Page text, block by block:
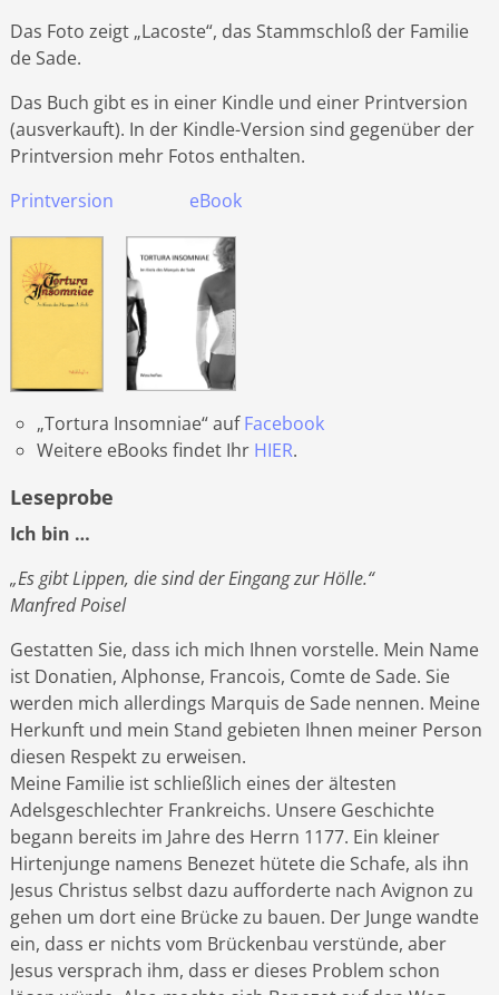
Das Foto zeigt „Lacoste“, das Stammschloß der Familie
de Sade.
Das Buch gibt es in einer Kindle und einer Printversion
(ausverkauft). In der Kindle-Version sind gegenüber der
Printversion mehr Fotos enthalten.
Printversion
eBook
„Tortura Insomniae“ aufFacebook
Weitere eBooks findet Ihr HIER.
Leseprobe
Ich bin …
„Es gibt Lippen, die sind der Eingang zur Hölle.“
Manfred Poisel
Gestatten Sie, dass ich mich Ihnen vorstelle. Mein Name
ist Donatien, Alphonse, Francois, Comte de Sade. Sie
werden mich allerdings Marquis de Sade nennen. Meine
Herkunft und mein Stand gebieten Ihnen meiner Person
diesen Respekt zu erweisen.
Meine Familie ist schließlich eines der ältesten
Adelsgeschlechter Frankreichs. Unsere Geschichte
begann bereits im Jahre des Herrn 1177. Ein kleiner
Hirtenjunge namens Benezet hütete die Schafe, als ihn
Jesus Christus selbst dazu aufforderte nach Avignon zu
gehen um dort eine Brücke zu bauen. Der Junge wandte
ein, dass er nichts vom Brückenbau verstünde, aber
Jesus versprach ihm, dass er dieses Problem schon